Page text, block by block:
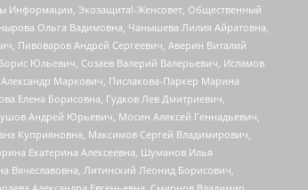
Информации, Экозащита!-Женсовет, Общественный
Ольга Вадимовна, Чанышева Лилия Айратовна,
Пивоваров Андрей Сергеевич, Аверин Виталий
Юльевич, Созаев Валерий Валерьевич, Исламов
Маркович, Пислакова-Паркер Марина
Елена Борисовна, Гудков Лев Дмитриевич,
Андрей Юрьевич, Мосин Алексей Геннадьевич,
Куприяновна, Максимов Сергей Владимирович,
Екатерина Алексеевна, Шуманов Илья
Вячеславовна, Литинский Леонид Борисович,